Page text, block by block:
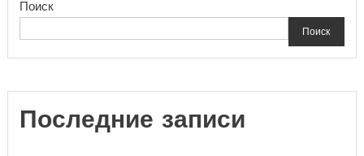
Поиск
Поиск
Последние записи